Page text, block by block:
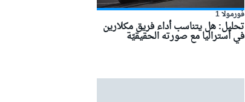
فورمولا 1
تحليل: هل يتناسب أداء فريق مكلارين
في أستراليا مع صورته الحقيقيّة